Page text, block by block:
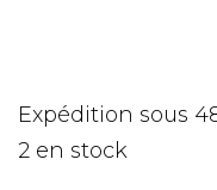
Expédition sous
2 en stock